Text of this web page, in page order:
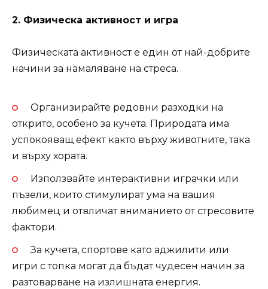
2. Физическа активност и игра
Физическата активност е един от най-добрите
начини за намаляване на стреса.
Организирайте редовни разходки на
открито, особено за кучета. Природата има
успокояващ ефект както върху животните, така
и върху хората.
Използвайте интерактивни играчки или
пъзели, които стимулират ума на вашия
любимец и отвличат вниманието от стресовите
фактори.
За кучета, спортове като аджилити или
игри с топка могат да бъдат чудесен начин за
разтоварване на излишната енергия.